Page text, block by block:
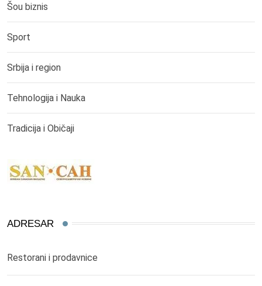
Šou biznis
Sport
Srbija i region
Tehnologija i Nauka
Tradicija i Običaji
ADRESAR
Restorani i prodavnice